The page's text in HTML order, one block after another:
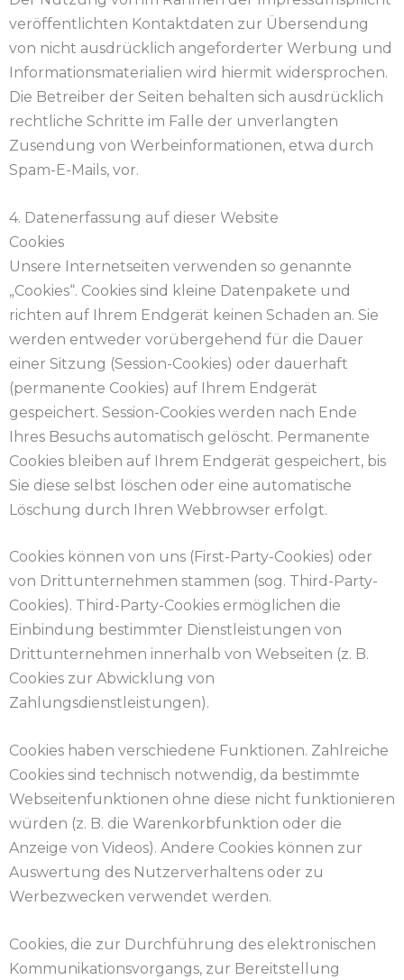
veröffentlichten Kontaktdaten zur Übersendung
von nicht ausdrücklich angeforderter Werbung und
Informationsmaterialien wird hiermit widersprochen.
Die Betreiber der Seiten behalten sich ausdrücklich
rechtliche Schritte im Falle der unverlangten
Zusendung von Werbeinformationen, etwa durch
Spam-E-Mails, vor.
4. Datenerfassung auf dieser Website
Cookies
Unsere Internetseiten verwenden so genannte
„Cookies“. Cookies sind kleine Datenpakete und
richten auf Ihrem Endgerät keinen Schaden an. Sie
werden entweder vorübergehend für die Dauer
einer Sitzung (Session-Cookies) oder dauerhaft
(permanente Cookies) auf Ihrem Endgerät
gespeichert. Session-Cookies werden nach Ende
Ihres Besuchs automatisch gelöscht. Permanente
Cookies bleiben auf Ihrem Endgerät gespeichert, bis
Sie diese selbst löschen oder eine automatische
Löschung durch Ihren Webbrowser erfolgt.
Cookies können von uns (First-Party-Cookies) oder
von Drittunternehmen stammen (sog. Third-Party-
Cookies). Third-Party-Cookies ermöglichen die
Einbindung bestimmter Dienstleistungen von
Drittunternehmen innerhalb von Webseiten (z. B.
Cookies zur Abwicklung von
Zahlungsdienstleistungen).
Cookies haben verschiedene Funktionen. Zahlreiche
Cookies sind technisch notwendig, da bestimmte
Webseitenfunktionen ohne diese nicht funktionieren
würden (z. B. die Warenkorbfunktion oder die
Anzeige von Videos). Andere Cookies können zur
Auswertung des Nutzerverhaltens oder zu
Werbezwecken verwendet werden.
Cookies, die zur Durchführung des elektronischen
Kommunikationsvorgangs, zur Bereitstellung